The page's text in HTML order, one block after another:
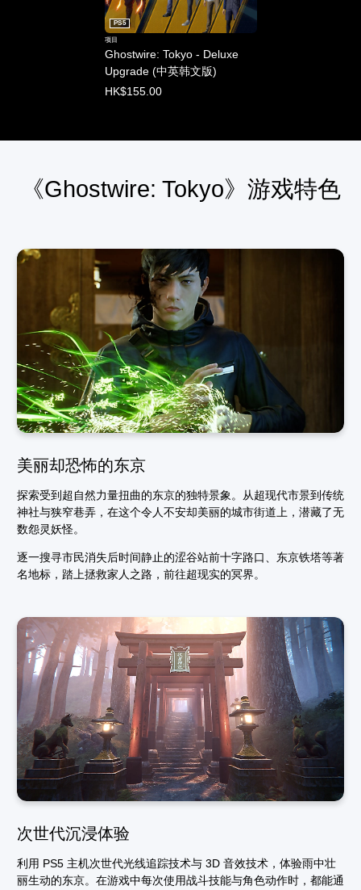
Ghostwire: Tokyo - Deluxe
Upgrade (中英韩文版)
PS5
项目
HK$155.00
《Ghostwire: Tokyo》游戏特色
美丽却恐怖的东京
探索受到超自然力量扭曲的东京的独特景象。从超现代市景到传统
神社与狭窄巷弄，在这个令人不安却美丽的城市街道上，潜藏了无
数怨灵妖怪。
逐一搜寻市民消失后时间静止的涩谷站前十字路口、东京铁塔等著
名地标，踏上拯救家人之路，前往超现实的冥界。
次世代沉浸体验
利用 PS5 主机次世代光线追踪技术与 3D 音效技术，体验雨中壮
丽生动的东京。在游戏中每次使用战斗技能与角色动作时，都能通